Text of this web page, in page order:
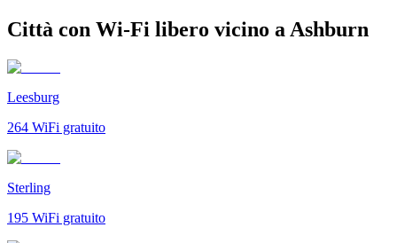
Città con Wi-Fi libero vicino a Ashburn
Leesburg
264 WiFi gratuito
Sterling
195 WiFi gratuito